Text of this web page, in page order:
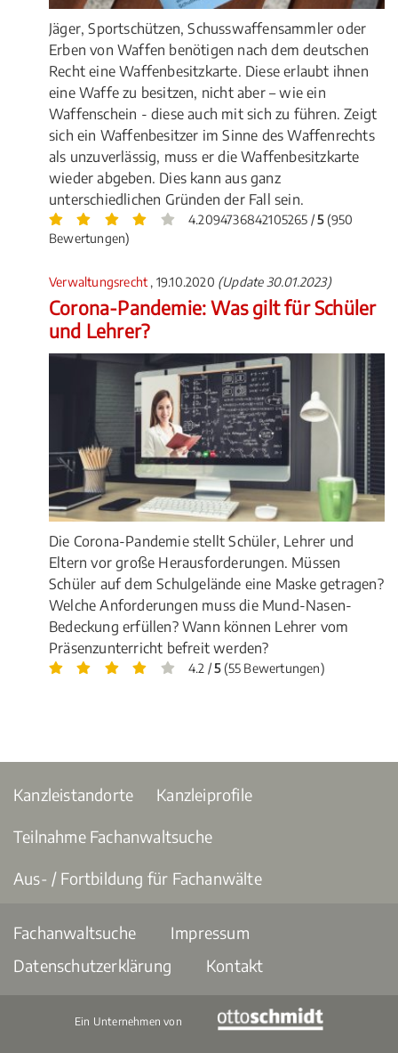
Jäger, Sportschützen, Schusswaffensammler oder
Erben von Waffen benötigen nach dem deutschen
Recht eine Waffenbesitzkarte. Diese erlaubt ihnen
eine Waffe zu besitzen, nicht aber – wie ein
Waffenschein - diese auch mit sich zu führen. Zeigt
sich ein Waffenbesitzer im Sinne des Waffenrechts
als unzuverlässig, muss er die Waffenbesitzkarte
wieder abgeben. Dies kann aus ganz
unterschiedlichen Gründen der Fall sein.
4.2094736842105265 /5(950
Bewertungen)
Verwaltungsrecht , 19.10.2020 (Update 30.01.2023)
Corona-Pandemie: Was gilt für Schüler
und Lehrer?
Die Corona-Pandemie stellt Schüler, Lehrer und
Eltern vor große Herausforderungen. Müssen
Schüler auf dem Schulgelände eine Maske getragen?
Welche Anforderungen muss die Mund-Nasen-
Bedeckung erfüllen? Wann können Lehrer vom
Präsenzunterricht befreit werden?
4.2 /5(55 Bewertungen)
Kanzleistandorte Kanzleiprofile
Teilnahme Fachanwaltsuche
Aus- / Fortbildung für Fachanwälte
Fachanwaltsuche
Impressum
Datenschutzerklärung
Kontakt
Ein Unternehmen von